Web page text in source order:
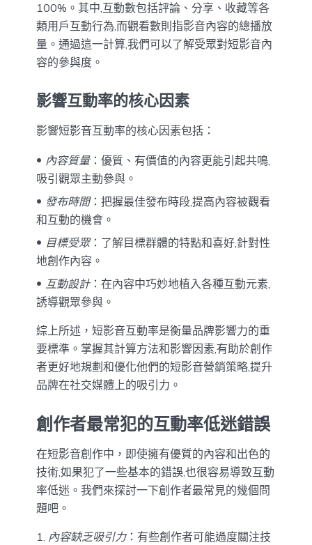
100%。其中,互動數包括評論、分享、收藏等各
類用戶互動行為,而觀看數則指影音內容的總播放
量。通過這一計算,我們可以了解受眾對短影音內
容的參與度。
影響互動率的核心因素
影響短影音互動率的核心因素包括：
內容質量：優質、有價值的內容更能引起共鳴,
吸引觀眾主動參與。
發布時間：把握最佳發布時段,提高內容被觀看
和互動的機會。
目標受眾：了解目標群體的特點和喜好,針對性
地創作內容。
互動設計：在內容中巧妙地植入各種互動元素,
誘導觀眾參與。
綜上所述，短影音互動率是衡量品牌影響力的重
要標準。掌握其計算方法和影響因素,有助於創作
者更好地規劃和優化他們的短影音營銷策略,提升
品牌在社交媒體上的吸引力。
創作者最常犯的互動率低迷錯誤
在短影音創作中，即使擁有優質的內容和出色的
技術,如果犯了一些基本的錯誤,也很容易導致互動
率低迷。我們來探討一下創作者最常見的幾個問
題吧。
內容缺乏吸引力：有些創作者可能過度關注技